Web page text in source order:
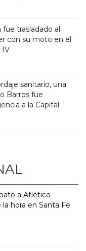
trasladado al
con su moto en el
IV
sanitario, una
Barros fue
a la Capital
a Atlético
hora en Santa Fe